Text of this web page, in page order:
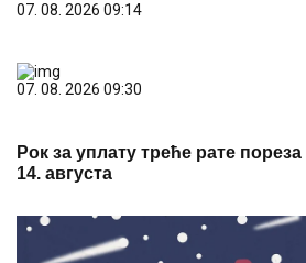
07. 08. 2026 09:14
07. 08. 2026 09:30
Рок за уплату треће рате
14. августа